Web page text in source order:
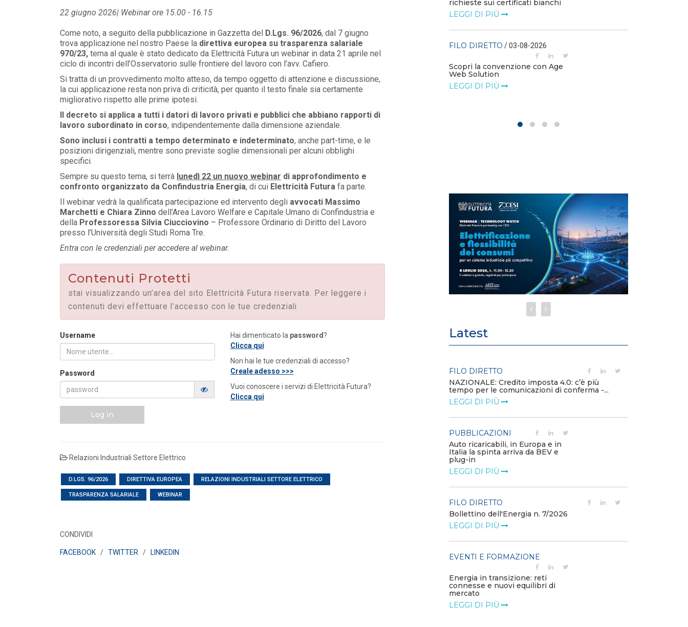
22 giugno 2026| Webinar ore 15.00 - 16.15
Come noto, a seguito della pubblicazione in Gazzetta del D.Lgs. 96/2026, dal 7 giugno
trova applicazione nel nostro Paese la direttiva europea su trasparenza salariale
970/23, tema al quale è stato dedicato da Elettricità Futura un webinar in data 21 aprile nel
ciclo di incontri dell’Osservatorio sulle frontiere del lavoro con l’avv. Cafiero.
Si tratta di un provvedimento molto atteso, da tempo oggetto di attenzione e discussione,
la cui applicazione resta non priva di criticità, per quanto il testo finale sia certamente
migliorativo rispetto alle prime ipotesi.
Il decreto si applica a tutti i datori di lavoro privati e pubblici che abbiano rapporti di
lavoro subordinato in corso, indipendentemente dalla dimensione aziendale.
Sono inclusi i contratti a tempo determinato e indeterminato, anche part-time, e le
posizioni dirigenziali, mentre sono previste soglie dimensionali per alcuni obblighi
specifici.
Sempre su questo tema, si terrà lunedì 22 un nuovo webinar di approfondimento e
confronto organizzato da Confindustria Energia, di cui Elettricità Futura fa parte.
Il webinar vedrà la qualificata partecipazione ed intervento degli avvocati Massimo
Marchetti e Chiara Zinno dell’Area Lavoro Welfare e Capitale Umano di Confindustria e
della Professoressa Silvia Ciucciovino – Professore Ordinario di Diritto del Lavoro
presso l’Università degli Studi Roma Tre.
Entra con le credenziali per accedere al webinar.
Contenuti Protetti
stai visualizzando un’area del sito Elettricità Futura riservata. Per leggere i
contenuti devi effettuare l’accesso con le tue credenziali
Username
Password
Log in
Hai dimenticato la password ?
Clicca qui
Non hai le tue credenziali di accesso?
Creale adesso >>>
Vuoi conoscere i servizi di Elettricità Futura?
Clicca qui
Relazioni Industriali Settore Elettrico
D.LGS. 96/2026 DIRETTIVA EUROPEA RELAZIONI INDUSTRIALI SETTORE ELETTRICO
TRASPARENZA SALARIALE WEBINAR
CONDIVIDI
FACEBOOK / TWITTER / LINKEDIN
Scopri la convenzione con
Edenred
LEGGI DI PIÙ
FILO DIRETTO/ 24-07-2026
GSE: Energy Release 2.0, riaperta la richiesta
di delega a Soggetti Terzi Delega...
LEGGI DI PIÙ
FILO DIRETTO/ 22-07-2026
NAZIONALE: Iperammortamento: al via le
comunicazioni di conferma; SUD: al via il...
LEGGI DI PIÙ
richieste sui certificati bianchi
LEGGI DI PIÙ
FILO DIRETTO / 03-08-2026
Scopri la convenzione con Age
Web Solution
LEGGI DI PIÙ
Latest
POLICY
Sezione degli annunci qualificati
della Bacheca PPA e ruolo del
GSE come garante...
LEGGI DI PIÙ
Capitolo 1A del Codice di Rete
LEGGI DI PIÙ
POLICY
– Allegato A.83 del Cod...
EVENTI E FORMAZIONE
Congresso annuale ATI 2026
FILO DIRETTO
NAZIONALE: Credito imposta 4.0: c’è più
tempo per le comunicazioni di conferma -...
LEGGI DI PIÙ
PUBBLICAZIONI
Auto ricaricabili, in Europa e in
Italia la spinta arriva da BEV e
plug-in
LEGGI DI PIÙ
FILO DIRETTO
Bollettino dell'Energia n. 7/2026
LEGGI DI PIÙ
EVENTI E FORMAZIONE
Energia in transizione: reti
connesse e nuovi equilibri di
mercato
LEGGI DI PIÙ